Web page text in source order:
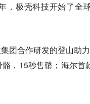
，极壳科技开始了全
团合作研发的登山助
，15秒售罄；海尔首